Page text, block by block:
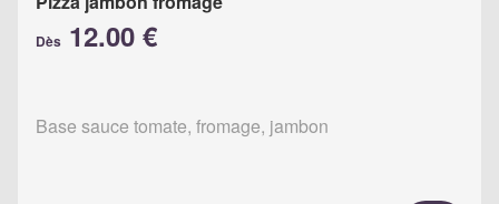
Dès 12.00 €
Base sauce tomate, fromage, jambon